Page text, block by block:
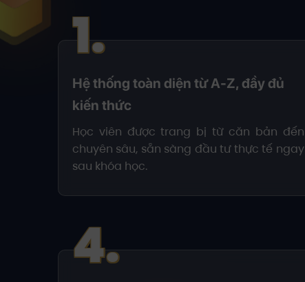
1.
Hệ thống toàn diện từ A-Z, đầy đủ
kiến thức
Học viên được trang bị từ căn bản đến
chuyên sâu, sẵn sàng đầu tư thực tế ngay
sau khóa học.
4.